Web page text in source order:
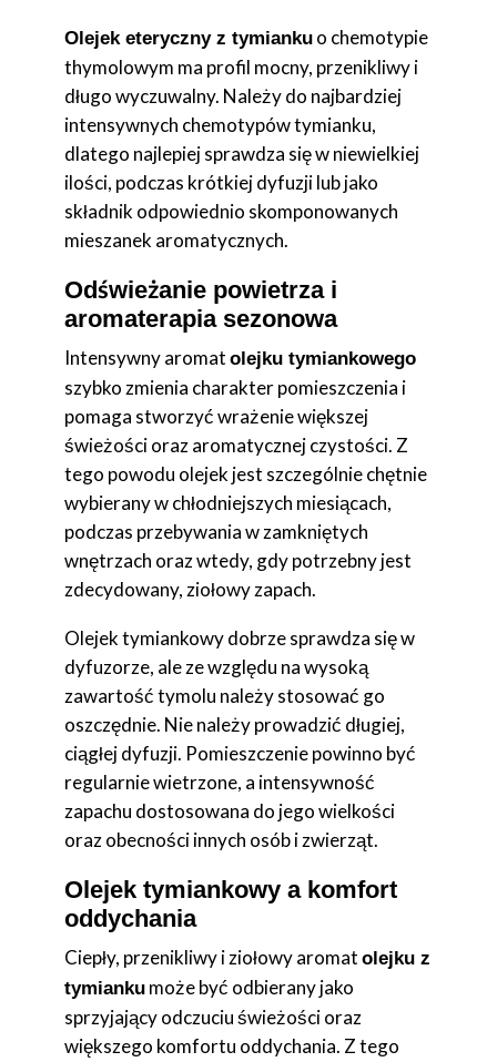
Olejek eteryczny z tymianku o chemotypie
thymolowym ma profil mocny, przenikliwy i
długo wyczuwalny. Należy do najbardziej
intensywnych chemotypów tymianku,
dlatego najlepiej sprawdza się w niewielkiej
ilości, podczas krótkiej dyfuzji lub jako
składnik odpowiednio skomponowanych
mieszanek aromatycznych.
Odświeżanie powietrza i
aromaterapia sezonowa
Intensywny aromat olejku tymiankowego
szybko zmienia charakter pomieszczenia i
pomaga stworzyć wrażenie większej
świeżości oraz aromatycznej czystości. Z
tego powodu olejek jest szczególnie chętnie
wybierany w chłodniejszych miesiącach,
podczas przebywania w zamkniętych
wnętrzach oraz wtedy, gdy potrzebny jest
zdecydowany, ziołowy zapach.
Olejek tymiankowy dobrze sprawdza się w
dyfuzorze, ale ze względu na wysoką
zawartość tymolu należy stosować go
oszczędnie. Nie należy prowadzić długiej,
ciągłej dyfuzji. Pomieszczenie powinno być
regularnie wietrzone, a intensywność
zapachu dostosowana do jego wielkości
oraz obecności innych osób i zwierząt.
Olejek tymiankowy a komfort
oddychania
Ciepły, przenikliwy i ziołowy aromat olejku z
tymianku może być odbierany jako
sprzyjający odczuciu świeżości oraz
większego komfortu oddychania. Z tego